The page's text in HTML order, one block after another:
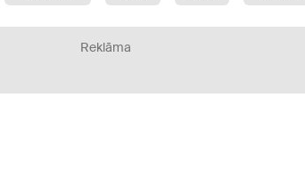
Reklāma